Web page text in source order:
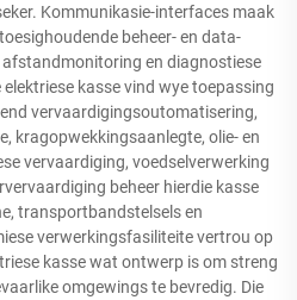
Kommunikasie-interfaces maak
beheer- en data-
en diagnostiese
kasse vind wye toepassing
vervaardigingsoutomatisering,
kragopwekkingsaanlegte, olie- en
vervaardiging, voedselverwerking
beheer hierdie kasse
transportbandstelsels en
verwerkingsfasiliteite vertrou op
kasse wat ontwerp is om streng
omgewings te bevredig. Die